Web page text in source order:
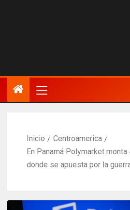
Inicio
Centroamerica
En Panamá Polymarket
donde se apuesta por la